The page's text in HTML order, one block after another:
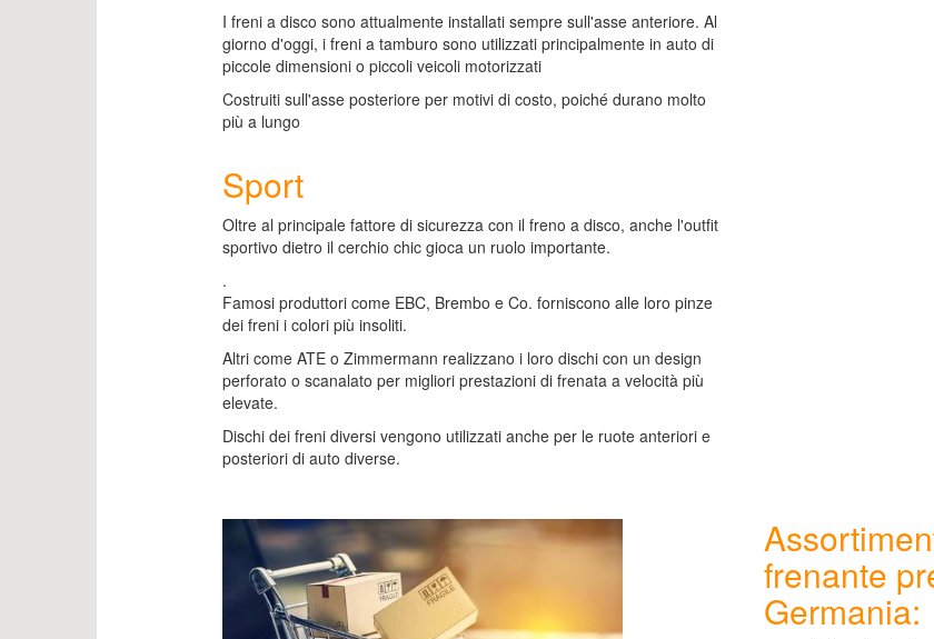
I freni a disco sono attualmente installati sempre sull'asse anteriore. Al
giorno d'oggi, i freni a tamburo sono utilizzati principalmente in auto di
piccole dimensioni o piccoli veicoli motorizzati
Costruiti sull'asse posteriore per motivi di costo, poiché durano molto
più a lungo
Sport
Oltre al principale fattore di sicurezza con il freno a disco, anche l'outfit
sportivo dietro il cerchio chic gioca un ruolo importante.
.
Famosi produttori come EBC, Brembo e Co. forniscono alle loro pinze
dei freni i colori più insoliti.
Altri come ATE o Zimmermann realizzano i loro dischi con un design
perforato o scanalato per migliori prestazioni di frenata a velocità più
elevate.
Dischi dei freni diversi vengono utilizzati anche per le ruote anteriori e
posteriori di auto diverse.
frenante
Germania: